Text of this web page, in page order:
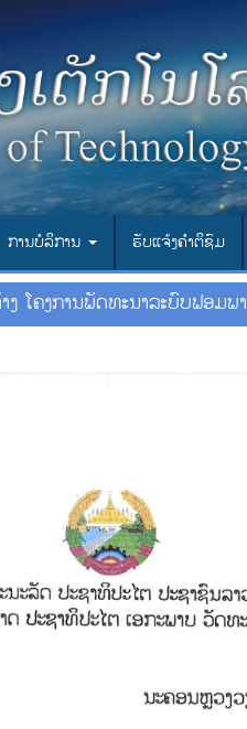
ການບໍລິການ ຮັບແຈ້ງຄຳຕິຊົມ
ໂຄງການພັດທະນາລະບົບຟອມ